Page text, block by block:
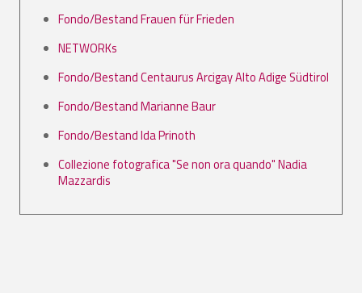
Fondo/Bestand Frauen für Frieden
NETWORKs
Fondo/Bestand Centaurus Arcigay Alto Adige Südtirol
Fondo/Bestand Marianne Baur
Fondo/Bestand Ida Prinoth
Collezione fotografica "Se non ora quando" Nadia
Mazzardis